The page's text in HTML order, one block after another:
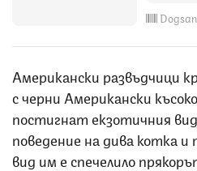
Американски развъдчици
с черни Американски
постигнат екзотичния
поведение на дива котка
вид им е спечелило